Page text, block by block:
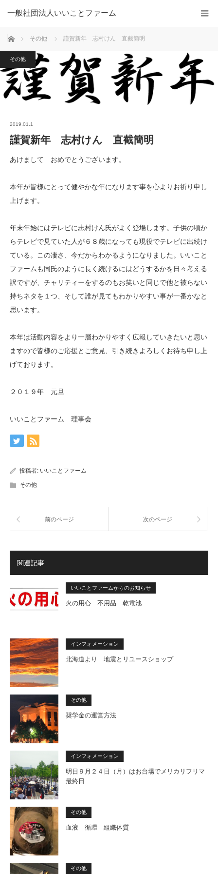
一般社団法人いいことファーム
ホーム その他 謹賀新年 志村けん 直截簡明
その他
2019.01.1
謹賀新年 志村けん 直截簡明
あけまして おめでとうございます。
本年が皆様にとって健やかな年になります事を心よりお祈り申し
上げます。
年末年始にはテレビに志村けん氏がよく登場します。子供の頃か
らテレビで見ていた人が６８歳になっても現役でテレビに出続け
ている。この凄さ、今だからわかるようになりました。いいこと
ファームも同氏のように長く続けるにはどうするかを日々考える
訳ですが、チャリティーをするのもお笑いと同じで他と被らない
持ちネタを１つ、そして誰が見てもわかりやすい事が一番かなと
思います。
本年は活動内容をより一層わかりやすく広報していきたいと思い
ますので皆様のご応援とご意見、引き続きよろしくお待ち申し上
げております。
２０１９年 元旦
いいことファーム 理事会
投稿者: いいことファーム
その他
前のページ 次のページ
関連記事
いいことファームからのお知らせ
火の用心 不用品 乾電池
インフォメーション
北海道より 地震とリユースショップ
その他
奨学金の運営方法
インフォメーション
明日９月２４日（月）はお台場でメリカリフリマ
最終日
その他
血液 循環 組織体質
その他